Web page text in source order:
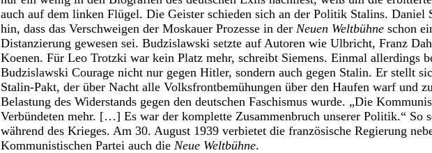
auch auf dem linken Flügel. Die Geister schieden sich an der Politik Stalins. Daniel
hin, dass das Verschweigen der Moskauer Prozesse in der Neuen Weltbühne schon
Distanzierung gewesen sei. Budzislawski setzte auf Autoren wie Ulbricht, Franz
Koenen. Für Leo Trotzki war kein Platz mehr, schreibt Siemens. Einmal allerdings
Budzislawski Courage nicht nur gegen Hitler, sondern auch gegen Stalin. Er stellt
Stalin-Pakt, der über Nacht alle Volksfrontbemühungen über den Haufen warf und
Belastung des Widerstands gegen den deutschen Faschismus wurde. „Die
Verbündeten mehr. […] Es war der komplette Zusammenbruch unserer Politik.“ So
während des Krieges. Am 30. August 1939 verbietet die französische Regierung
Kommunistischen Partei auch die Neue Weltbühne.